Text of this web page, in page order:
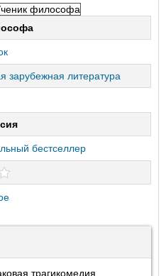
зарубежная литература
бестселлер
трагикомедия